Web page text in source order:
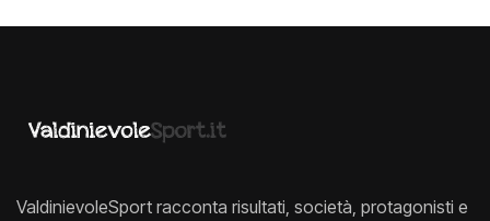
ValdinievoleSport racconta risultati, società, protagonisti e